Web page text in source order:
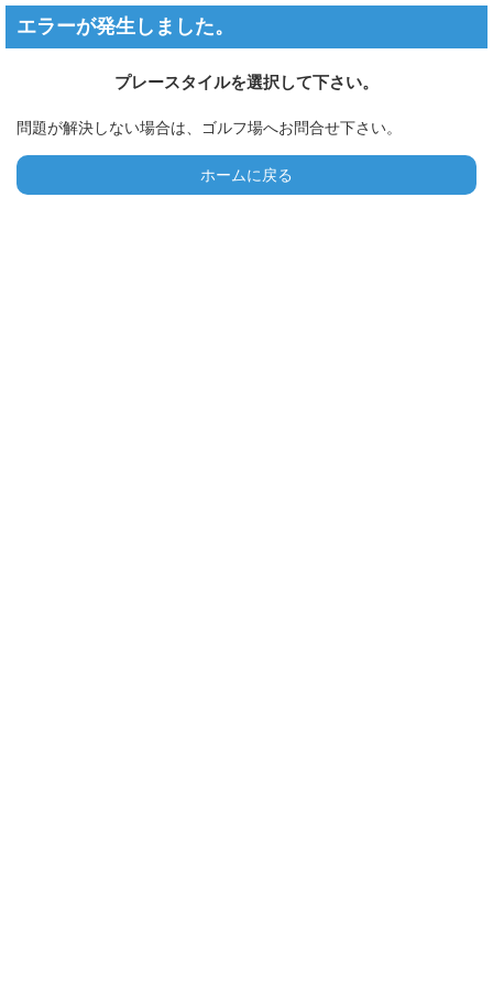
エラーが発生しました。
プレースタイルを選択して下さい。
問題が解決しない場合は、ゴルフ場へお問合せ下さい。
ホームに戻る